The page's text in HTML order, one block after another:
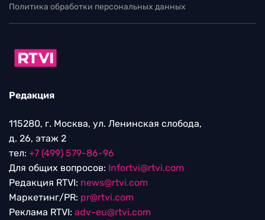
Политика обработки персональных данных
Редакция
115280, г. Москва, ул. Ленинская слобода,
д. 26, этаж 2
тел: +7 (499) 579-86-96
Для общих вопросов: Infortvi@rtvi.com
Редакция RTVI: news@rtvi.com
Маркетинг/PR: pr@rtvi.com
Реклама RTVI: adv-eu@rtvi.com